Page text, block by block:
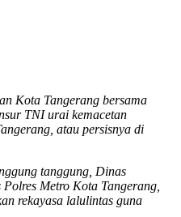
Kota Tangerang bersama
TNI urai kemacetan
atau persisnya di
tanggung, Dinas
Metro Kota Tangerang,
rekayasa lalulintas guna